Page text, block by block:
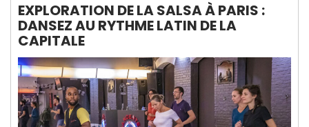
EXPLORATION DE LA SALSA À PARIS :
DANSEZ AU RYTHME LATIN DE LA
CAPITALE